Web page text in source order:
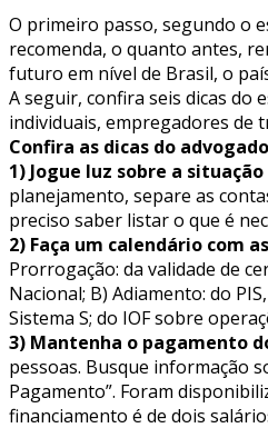
O primeiro passo, segundo o
recomenda, o quanto antes,
futuro em nível de Brasil, o
A seguir, confira seis dicas do
individuais, empregadores de
Confira as dicas do
1) Jogue luz sobre a
planejamento, separe as
preciso saber listar o que é
2) Faça um calendário com
Prorrogação: da validade de
Nacional; B) Adiamento: do
Sistema S; do IOF sobre
3) Mantenha o pagamento
pessoas. Busque informação
Pagamento”. Foram
financiamento é de dois